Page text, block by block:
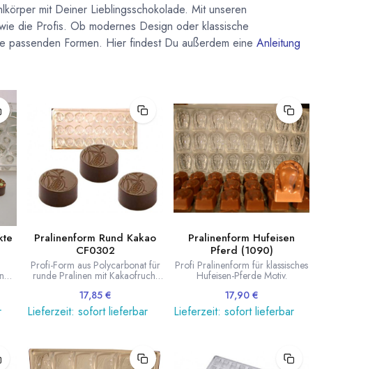
mit Deiner Lieblingsschokolade. Mit unseren
die Profis. Ob modernes Design oder klassische
passenden Formen. Hier findest Du außerdem eine Anleitung
Pralinenform Rund Kakao
CF0302
Profi-Form aus Polycarbonat für
runde Pralinen mit Kakaofrucht
17,85 €
Lieferzeit: sofort lieferbar
Pralinenform Hufeisen
Pferd (1090)
Profi Pralinenform für klassisches
Hufeisen-Pferde Motiv.
17,90 €
Lieferzeit: sofort lieferbar